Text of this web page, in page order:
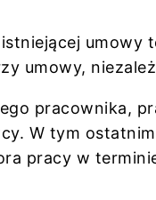
umowy,
pracownika,
W tym
pracy w